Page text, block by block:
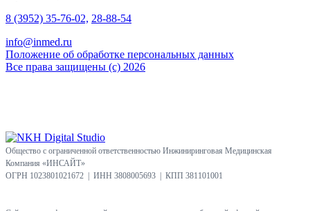
8 (3952) 35-76-02, 28-88-54
info@inmed.ru
Положение об обработке персональных данных
Все права защищены (с) 2026
Общество с ограниченной ответственностью Инжиниринговая Медицинская
Компания «ИНСАЙТ»
ОГРН 1023801021672 | ИНН 3808005693 | КПП 381101001